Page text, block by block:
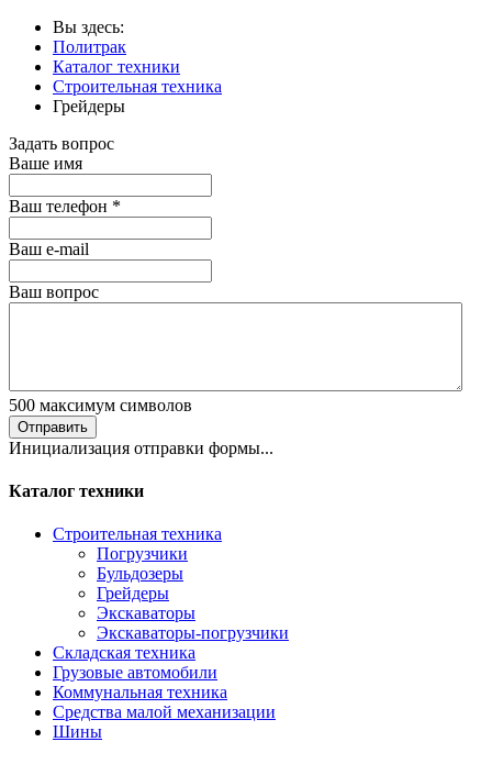
Вы здесь:
Политрак
Каталог техники
Строительная техника
Грейдеры
Задать вопрос
Ваше имя
Ваш телефон *
Ваш е-mail
Ваш вопрос
500 максимум символов
Отправить
Инициализация отправки формы...
Каталог техники
Строительная техника
Погрузчики
Бульдозеры
Грейдеры
Экскаваторы
Экскаваторы-погрузчики
Складская техника
Грузовые автомобили
Коммунальная техника
Средства малой механизации
Шины